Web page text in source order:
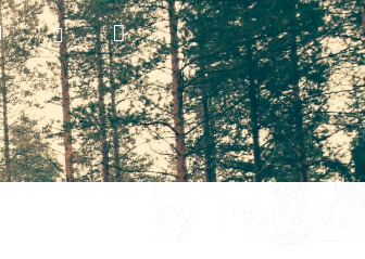
HledatPřihlášeníNákupní
košík